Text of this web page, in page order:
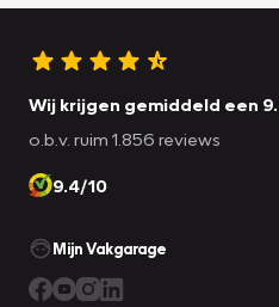
Wij krijgen gemiddeld een
o.b.v. ruim 1.856 reviews
9.4/10
Mijn Vakgarage